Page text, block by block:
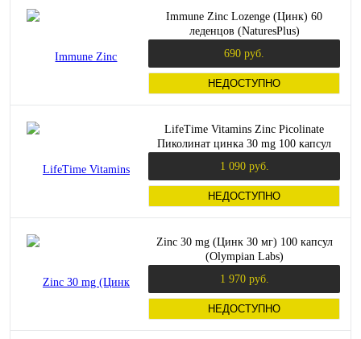
Immune Zinc Lozenge (Цинк) 60
леденцов (NaturesPlus)
690 руб.
НЕДОСТУПНО
LifeTime Vitamins Zinc Picolinate
Пиколинат цинка 30 mg 100 капсул
1 090 руб.
НЕДОСТУПНО
Zinc 30 mg (Цинк 30 мг) 100 капсул
(Olympian Labs)
1 970 руб.
НЕДОСТУПНО